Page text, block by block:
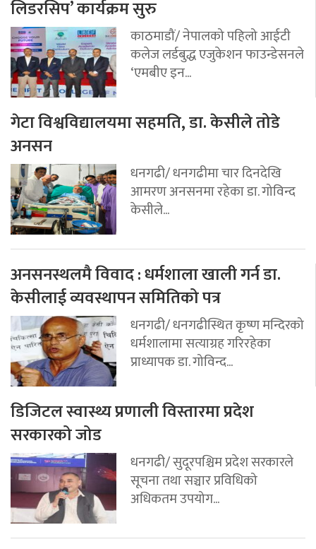
लिडरसिप’ कार्यक्रम सुरु
काठमाडौं/ नेपालको पहिलो आईटी
कलेज लर्डबुद्ध एजुकेशन फाउन्डेसनले
‘एमबीए इन...
गेटा विश्वविद्यालयमा सहमति, डा. केसीले तोडे
अनसन
धनगढी/ धनगढीमा चार दिनदेखि
आमरण अनसनमा रहेका डा. गोविन्द
केसीले...
अनसनस्थलमै विवाद : धर्मशाला खाली गर्न डा.
केसीलाई व्यवस्थापन समितिको पत्र
धनगढी/ धनगढीस्थित कृष्ण मन्दिरको
धर्मशालामा सत्याग्रह गरिरहेका
प्राध्यापक डा. गोविन्द...
डिजिटल स्वास्थ्य प्रणाली विस्तारमा प्रदेश
सरकारको जोड
धनगढी/ सुदूरपश्चिम प्रदेश सरकारले
सूचना तथा सञ्चार प्रविधिको
अधिकतम उपयोग...